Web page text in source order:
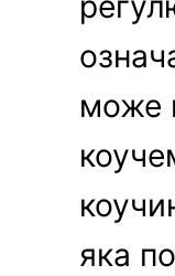
може
яка